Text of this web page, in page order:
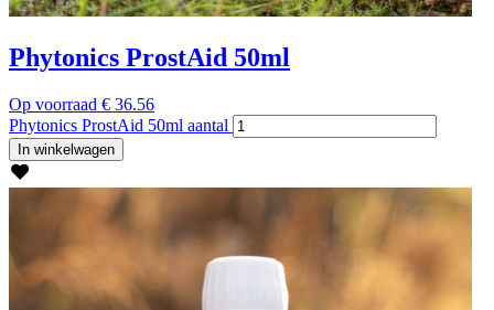
Phytonics ProstAid 50ml
Op voorraad € 36.56
Phytonics ProstAid 50ml aantal
In winkelwagen